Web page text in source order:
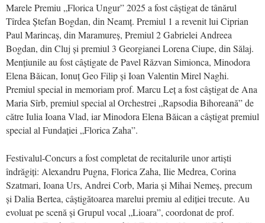
Marele Premiu „Florica Ungur” 2025 a fost câștigat de tânărul
Tîrdea Ștefan Bogdan, din Neamț. Premiul 1 a revenit lui Ciprian
Paul Marincaș, din Maramureș, Premiul 2 Gabrielei Andreea
Bogdan, din Cluj și premiul 3 Georgianei Lorena Ciupe, din Sălaj.
Mențiunile au fost câștigate de Pavel Răzvan Simionca, Minodora
Elena Băican, Ionuț Geo Filip și Ioan Valentin Mirel Naghi.
Premiul special in memoriam prof. Marcu Leț a fost câștigat de Ana
Maria Sîrb, premiul special al Orchestrei „Rapsodia Bihoreană” de
către Iulia Ioana Vlad, iar Minodora Elena Băican a câștigat premiul
special al Fundației „Florica Zaha”.
Festivalul-Concurs a fost completat de recitalurile unor artiști
îndrăgiți: Alexandru Pugna, Florica Zaha, Ilie Medrea, Corina
Szatmari, Ioana Urs, Andrei Corb, Maria și Mihai Nemeș, precum
și Dalia Bertea, câștigătoarea marelui premiu al ediției trecute. Au
evoluat pe scenă și Grupul vocal „Lioara”, coordonat de prof.